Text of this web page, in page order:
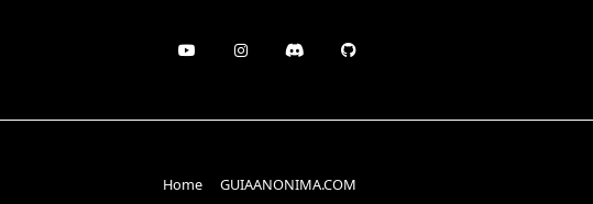
Home GUIAANONIMA.COM